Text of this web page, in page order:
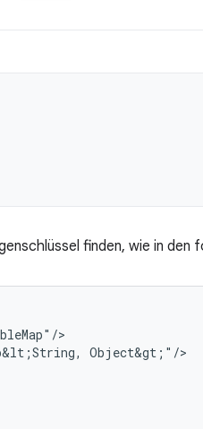
finden, wie in den
Object&gt;"/>